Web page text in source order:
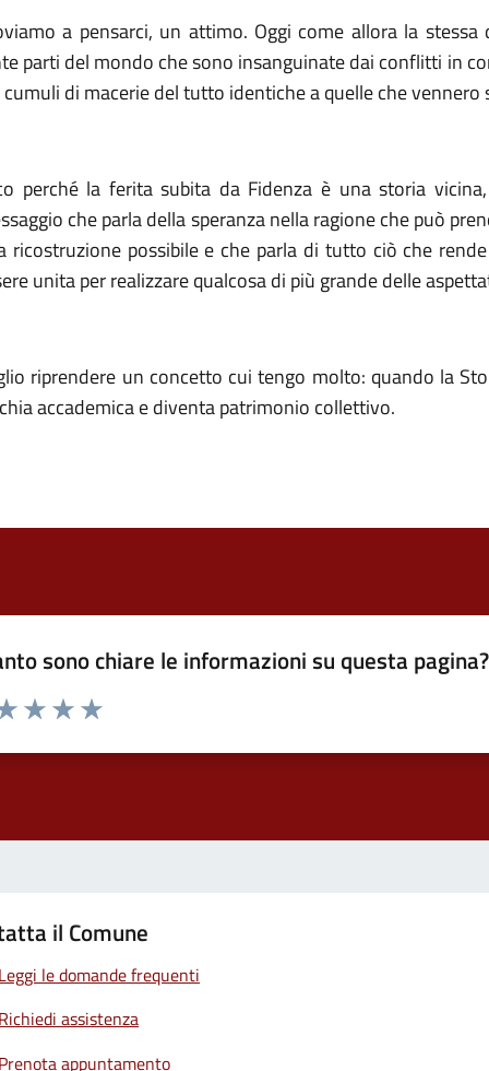
a pensarci, un attimo. Oggi come allora la
parti del mondo che sono insanguinate dai conflitti in
cumuli di macerie del tutto identiche a quelle che vennero
perché la ferita subita da Fidenza è una storia
che parla della speranza nella ragione che può
ricostruzione possibile e che parla di tutto ciò che
unita per realizzare qualcosa di più grande delle
riprendere un concetto cui tengo molto: quando la
accademica e diventa patrimonio collettivo.
sono chiare le informazioni su questa pagina?
da 1 a 5 stelle la pagina
il Comune
Leggi le domande frequenti
Richiedi assistenza
Prenota appuntamento